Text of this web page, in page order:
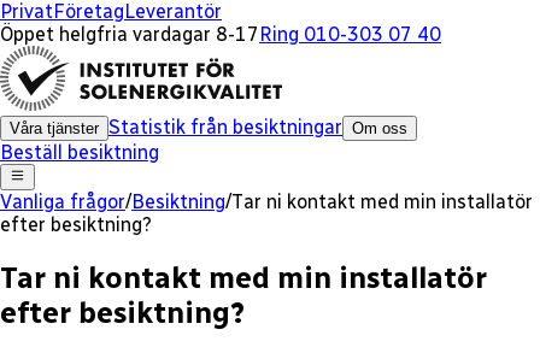
PrivatFöretagLeverantör
Öppet helgfria vardagar 8-17 Ring 010-303 07 40
Våra tjänster Statistik från besiktningar Om oss
Beställ besiktning
Vanliga frågor/Besiktning/Tar ni kontakt med min installatör
efter besiktning?
Tar ni kontakt med min installatör
efter besiktning?